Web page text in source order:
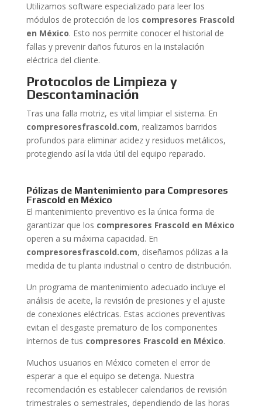
Utilizamos software especializado para leer los
módulos de protección de los compresores Frascold
en México. Esto nos permite conocer el historial de
fallas y prevenir daños futuros en la instalación
eléctrica del cliente.
Protocolos de Limpieza y
Descontaminación
Tras una falla motriz, es vital limpiar el sistema. En
compresoresfrascold.com, realizamos barridos
profundos para eliminar acidez y residuos metálicos,
protegiendo así la vida útil del equipo reparado.
Pólizas de Mantenimiento para Compresores
Frascold en México
El mantenimiento preventivo es la única forma de
garantizar que los compresores Frascold en México
operen a su máxima capacidad. En
compresoresfrascold.com, diseñamos pólizas a la
medida de tu planta industrial o centro de distribución.
Un programa de mantenimiento adecuado incluye el
análisis de aceite, la revisión de presiones y el ajuste
de conexiones eléctricas. Estas acciones preventivas
evitan el desgaste prematuro de los componentes
internos de tus compresores Frascold en México.
Muchos usuarios en México cometen el error de
esperar a que el equipo se detenga. Nuestra
recomendación es establecer calendarios de revisión
trimestrales o semestrales, dependiendo de las horas